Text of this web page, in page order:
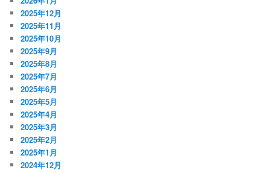
2025年12月
2025年11月
2025年10月
2025年9月
2025年8月
2025年7月
2025年6月
2025年5月
2025年4月
2025年3月
2025年2月
2025年1月
2024年12月